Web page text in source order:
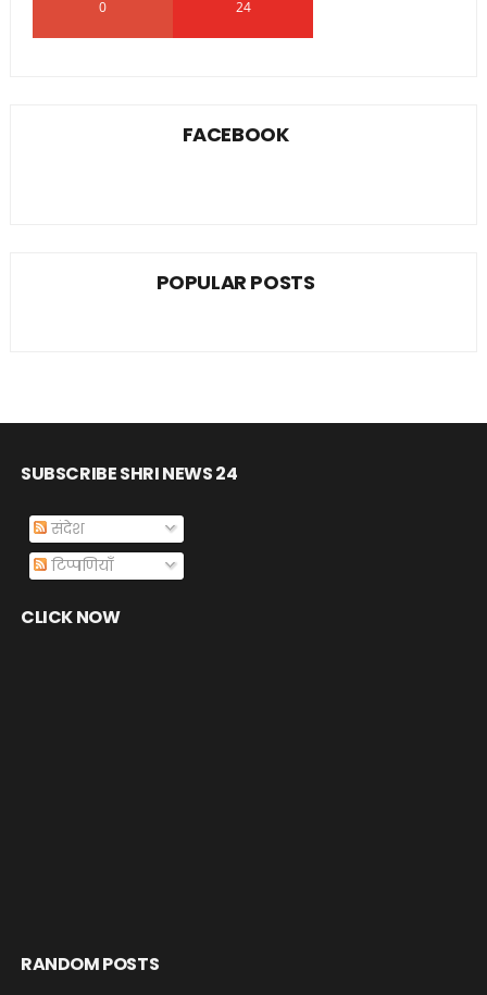
0 24
FACEBOOK
POPULAR POSTS
SUBSCRIBE SHRI NEWS 24
संदेश
टिप्पणियाँ
CLICK NOW
RANDOM POSTS